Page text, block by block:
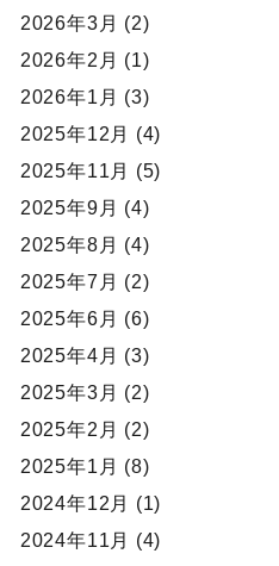
2026年3月 (2)
2026年2月 (1)
2026年1月 (3)
2025年12月 (4)
2025年11月 (5)
2025年9月 (4)
2025年8月 (4)
2025年7月 (2)
2025年6月 (6)
2025年4月 (3)
2025年3月 (2)
2025年2月 (2)
2025年1月 (8)
2024年12月 (1)
2024年11月 (4)